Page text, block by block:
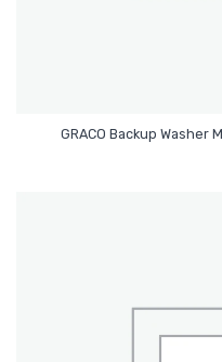
GRACO Backup Washer